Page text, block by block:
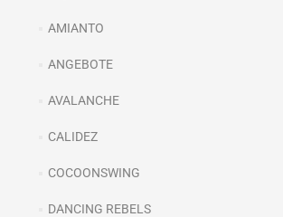
AMIANTO
ANGEBOTE
AVALANCHE
CALIDEZ
COCOONSWING
DANCING REBELS